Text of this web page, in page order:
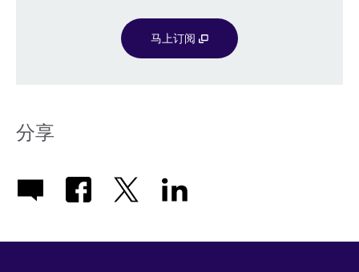
马上订阅
分享